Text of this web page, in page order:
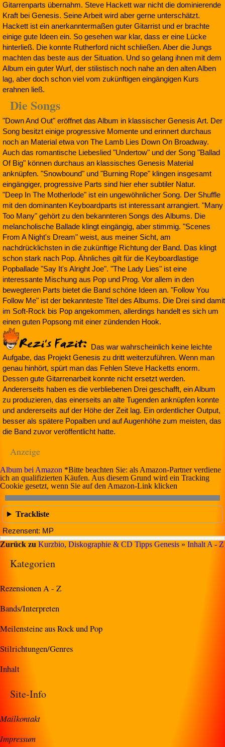
Gitarrenparts übernahm. Steve Hackett war nicht die dominierende
Kraft bei Genesis. Seine Arbeit wird aber gerne unterschätzt.
Hackett ist ein anerkanntermaßen guter Gitarrist und er brachte
einige gute Ideen ein. So gesehen war klar, dass er eine Lücke
hinterließ. Die konnte Rutherford nicht schließen. Aber die Jungs
machten das beste aus der Situation. Und so gelang ihnen mit dem
Album ein guter Wurf, der stilistisch noch nahe an den alten Alben
lag, aber doch schon viel vom zukünftigen eingängigen Kurs
erahnen ließ.
Die Songs
"Down And Out" eröffnet das Album in klassischer Genesis Art. Der
Song besitzt einige progressive Momente und erinnert durchaus
noch an Material etwa von The Lamb Lies Down On Broadway.
Auch das romantische Liebeslied "Undertow" und der Song "Ballad
Of Big" können durchaus an klassisches Genesis Material
anknüpfen. "Snowbound" und "Burning Rope" klingen insgesamt
eingängiger, progressive Parts sind hier eher subtiler Natur.
"Deep In The Motherlode" ist ein ungewöhnlicher Song. Der Shuffle
mit den dominanten Keyboardparts ist interessant arrangiert. "Many
Too Many" gehört zu den bekannteren Songs des Albums. Die
melancholische Ballade klingt eingängig, aber stimmig. "Scenes
From A Night's Dream" weist, aus meiner Sicht, am
nachdrücklichsten in die zukünftige Richtung der Band. Das klingt
schon stark nach Pop. Ähnliches gilt für die Keyboardlastige
Popballade "Say It's Alright Joe". "The Lady Lies" ist eine
interessante Mischung aus Pop und Prog. Vor allem in den
bewegteren Parts bietet die Band schöne Ideen an. "Follow You
Follow Me" ist der bekannteste Titel des Albums. Die Drei sind damit
im Soft-Rock bis Pop angekommen, allerdings handelt es sich um
einen guten Popsong mit einer zündenden Hook.
Das war wahrscheinlich keine leichte
Aufgabe, das Projekt Genesis zu dritt weiterzuführen. Wenn man
genau hinhört, spürt man das Fehlen Steve Hacketts enorm.
Dessen gute Gitarrenarbeit konnte nicht ersetzt werden.
Andererseits haben es die verbliebenen Drei geschafft, ein Album
zu produzieren, das einerseits an alte Tugenden anknüpfen konnte
und andererseits auf der Höhe der Zeit lag. Ein ordentlicher Output,
besser als spätere Popalben und auf Augenhöhe zum meisten, das
die Band zuvor veröffentlicht hatte.
Anzeige
Album bei Amazon *Bitte beachten Sie: als Amazon-Partner verdiene
ich an qualifizierten Käufen. Aus diesem Grund wird ein Tracking
Cookie gesetzt, wenn Sie auf den Amazon-Link klicken
Trackliste
Rezensent: MP
Zurück zu Kurzbio, Diskographie & CD Tipps Genesis » Inhalt A - Z
Kategorien
Rezensionen A - Z
Bands/Interpreten
Meilensteine aus Rock und Pop
Stilrichtungen/Genres
Inhalt
Site-Info
Mailkontakt
Impressum